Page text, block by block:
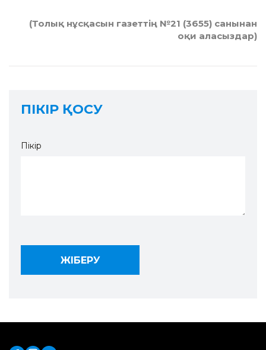
(Толық нұсқасын газеттің №21 (3655) санынан
оқи аласыздар)
ПІКІР ҚОСУ
Пікір